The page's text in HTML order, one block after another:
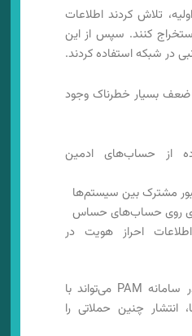
تلاش کردند اطلاعات
کنند. سپس از این
در شبکه استفاده کردند.
بسیار خطرناک وجود
از حساب‌های ادمین
مشترک بین سیستم‌ها
روی حساب‌های حساس
احراز هویت در
یک معماری مناسب در سامانه PAM می‌تواند با
انتشار چنین حملاتی را